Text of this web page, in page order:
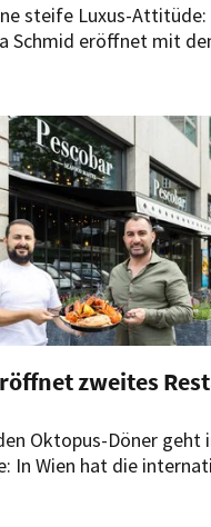
steife Luxus-Attitüde:
Schmid eröffnet mit
monatlichen
zweites
Oktopus-Döner geht
In Wien hat die